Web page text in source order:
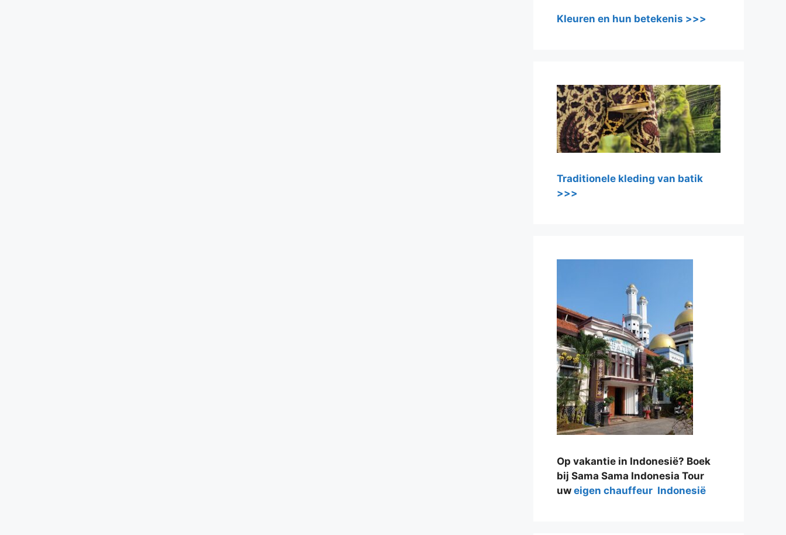
Kleuren en hun betekenis >>>
Traditionele kleding van batik
>>>
Op vakantie in Indonesië? Boek
bij Sama Sama Indonesia Tour
uw eigen chauffeur Indonesië